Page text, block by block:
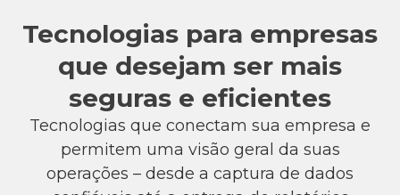
Tecnologias para empresas
que desejam ser mais
seguras e eficientes
Tecnologias que conectam sua empresa e
permitem uma visão geral da suas
operações – desde a captura de dados